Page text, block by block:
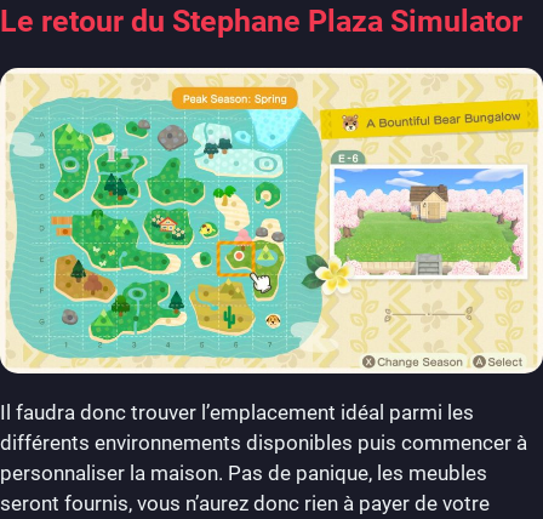
Le retour du Stephane Plaza Simulator
Il faudra donc trouver l’emplacement idéal parmi les
différents environnements disponibles puis commencer à
personnaliser la maison. Pas de panique, les meubles
seront fournis, vous n’aurez donc rien à payer de votre